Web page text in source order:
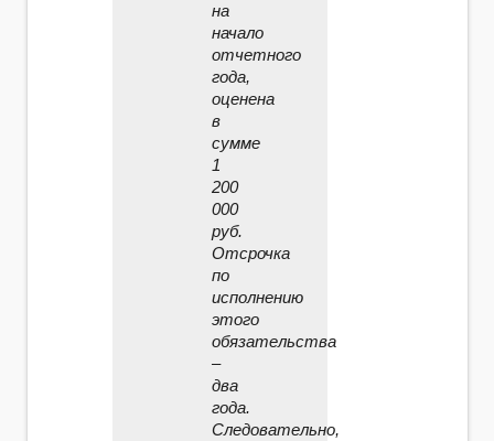
на
начало
отчетного
года,
оценена
в
сумме
1
200
000
руб.
Отсрочка
по
исполнению
этого
обязательства
–
два
года.
Следовательно,